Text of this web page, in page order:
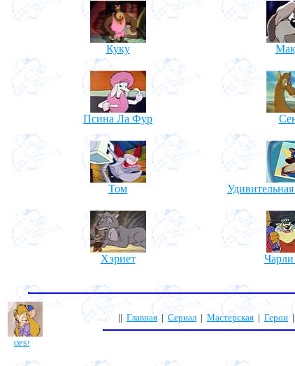
Куку
Псина Ла Фур
Том
Хэриет
OPS!
|| Главная| Сериал | Мастерская | Герои